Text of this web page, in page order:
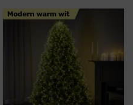
Modern warm wit